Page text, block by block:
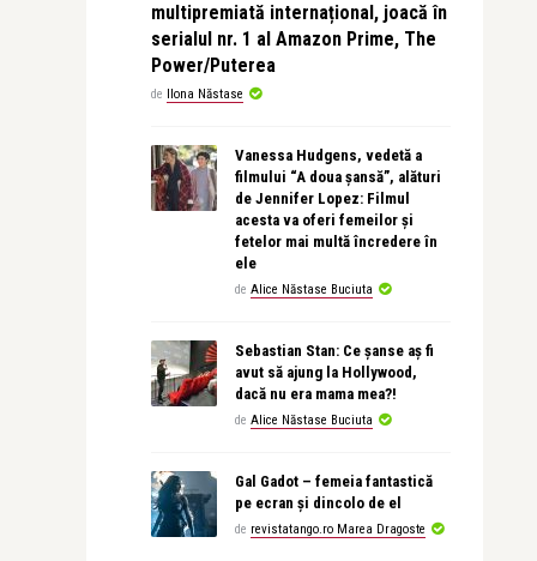
multipremiată internațional, joacă în
serialul nr. 1 al Amazon Prime, The
Power/Puterea
de Ilona Năstase
Vanessa Hudgens, vedetă a
filmului “A doua șansă”, alături
de Jennifer Lopez: Filmul
acesta va oferi femeilor și
fetelor mai multă încredere în
ele
de Alice Năstase Buciuta
Sebastian Stan: Ce șanse aș fi
avut să ajung la Hollywood,
dacă nu era mama mea?!
de Alice Năstase Buciuta
Gal Gadot – femeia fantastică
pe ecran și dincolo de el
de revistatango.ro Marea Dragoste